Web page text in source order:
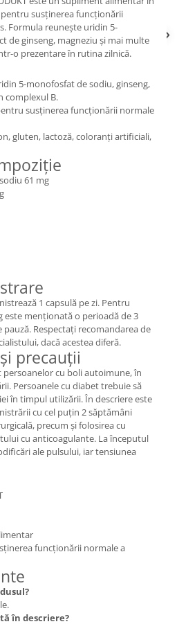
susținerea funcționării
Formula reunește uridin 5-
de ginseng, magneziu și mai multe
o prezentare în rutina zilnică.
5-monofosfat de sodiu, ginseng,
complexul B.
susținerea funcționării normale
gluten, lactoză, coloranți artificiali,
61 mg
1 capsulă pe zi. Pentru
este menționată o perioadă de 3
pauză. Respectați recomandarea de
dacă acestea diferă.
precauții
cu boli autoimune, în
Persoanele cu diabet trebuie să
în timpul utilizării. În descriere este
cu cel puțin 2 săptămâni
precum și folosirea cu
cu anticoagulante. La începutul
ale pulsului, iar tensiunea
funcționării normale a
în descriere?